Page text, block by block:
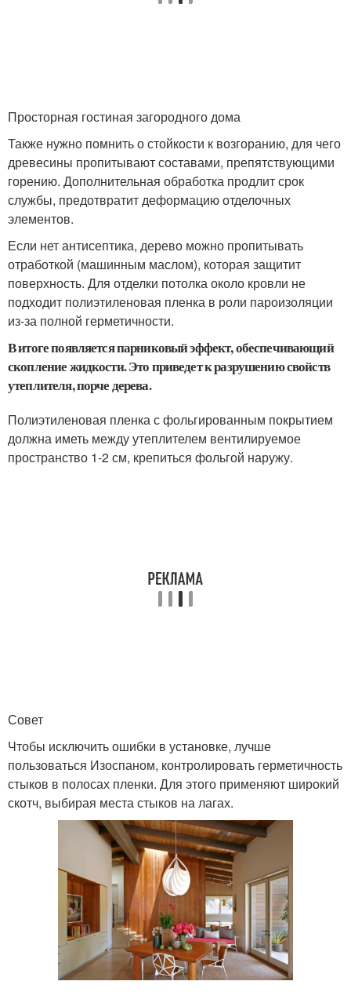
Просторная гостиная загородного дома
Также нужно помнить о стойкости к возгоранию, для чего
древесины пропитывают составами, препятствующими
горению. Дополнительная обработка продлит срок
службы, предотвратит деформацию отделочных
элементов.
Если нет антисептика, дерево можно пропитывать
отработкой (машинным маслом), которая защитит
поверхность. Для отделки потолка около кровли не
подходит полиэтиленовая пленка в роли пароизоляции
из-за полной герметичности.
В итоге появляется парниковый эффект, обеспечивающий
скопление жидкости. Это приведет к разрушению свойств
утеплителя, порче дерева.
Полиэтиленовая пленка с фольгированным покрытием
должна иметь между утеплителем вентилируемое
пространство 1-2 см, крепиться фольгой наружу.
Совет
Чтобы исключить ошибки в установке, лучше
пользоваться Изоспаном, контролировать герметичность
стыков в полосах пленки. Для этого применяют широкий
скотч, выбирая места стыков на лагах.